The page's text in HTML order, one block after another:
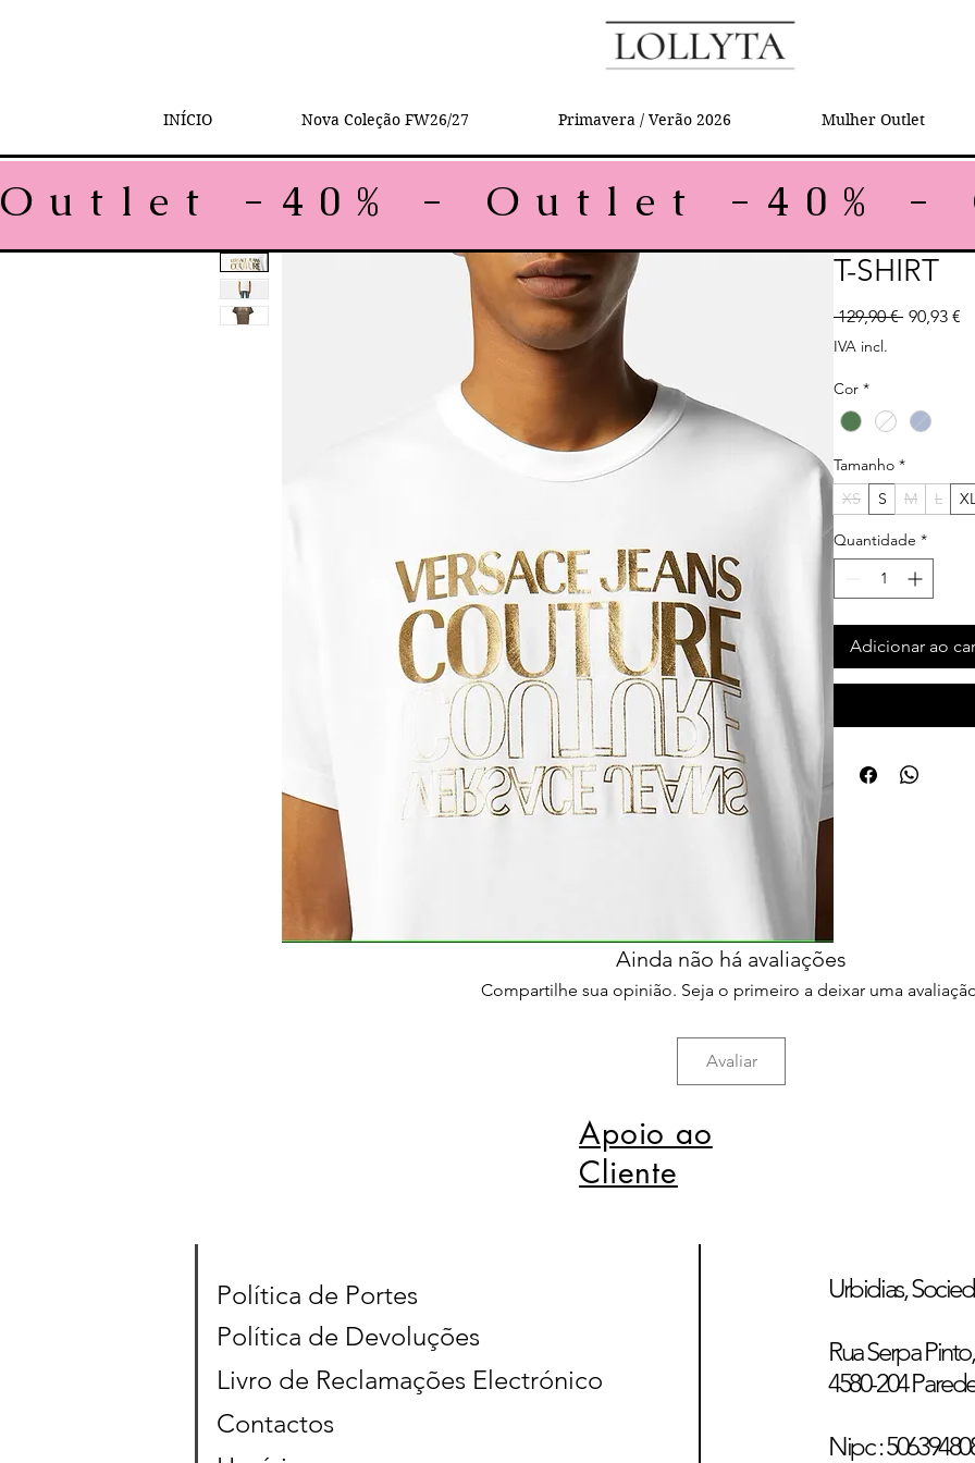
INÍCIO Nova Coleção FW26/27 Primavera / Verão 2026 Mulher Outlet
Outlet -40% -
T-SHIRT
129,90 € Preço
90,93 €
IVA incl.
Cor *
Tamanho *
XS
S M L
Quantidade *
Adicionar ao
Ainda não há avaliações
Compartilhe sua opinião. Seja o primeiro a deixar uma
Avaliar
Apoio ao
Cliente
Política de Portes
Política de Devoluções
Livro de Reclamações Electrónico
Contactos
Urbidias,
Rua Serpa
4580-204
Nipc :